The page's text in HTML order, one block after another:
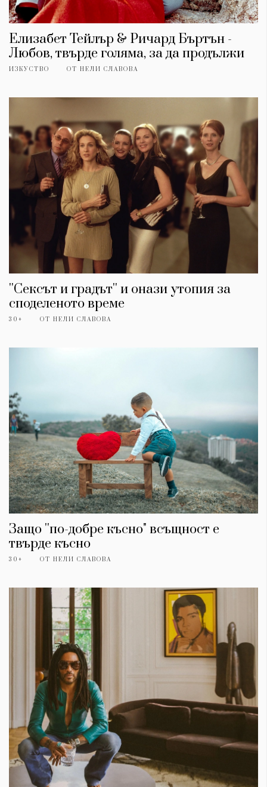
Елизабет Тейлър & Ричард Бъртън -
Любов, твърде голяма, за да продължи
ИЗКУСТВО ОТ НЕЛИ СЛАВОВА
''Сексът и градът'' и онази утопия за
споделеното време
30+ ОТ НЕЛИ СЛАВОВА
Защо ''по-добре късно" всъщност е
твърде късно
30+ ОТ НЕЛИ СЛАВОВА
КАТЕГОРИИ
Wine&Dine
Подкасти
Мода
Dialogue
Изкуство
ЗА НАС
ползване
Реклама
Политика за